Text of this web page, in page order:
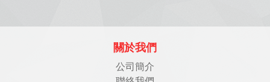
關於我們
公司簡介